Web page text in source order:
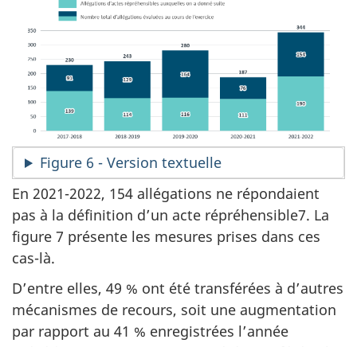
Figure 6 - Version textuelle
En 2021-2022, 154 allégations ne répondaient
pas à la définition d’un acte répréhensible7. La
figure 7 présente les mesures prises dans ces
cas-là.
D’entre elles, 49 % ont été transférées à d’autres
mécanismes de recours, soit une augmentation
par rapport au 41 % enregistrées l’année